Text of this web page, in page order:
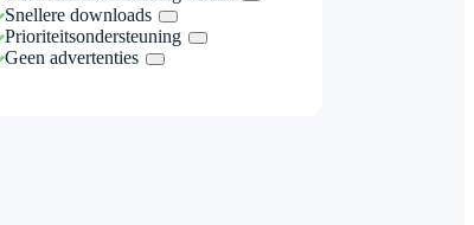
Snellere downloads
Prioriteitsondersteuning
Geen advertenties